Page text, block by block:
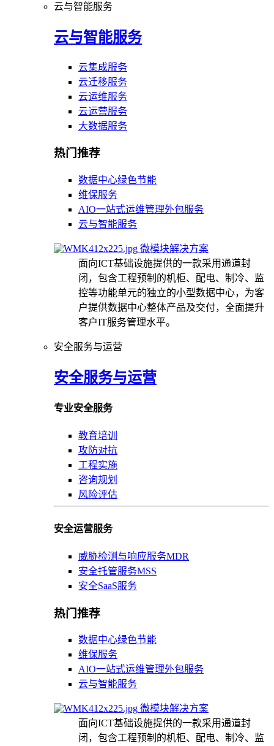
云与智能服务
云与智能服务
云集成服务
云迁移服务
云运维服务
云运营服务
大数据服务
热门推荐
数据中心绿色节能
维保服务
AIO一站式运维管理外包服务
云与智能服务
微模块解决方案
面向ICT基础设施提供的一款采用通道封
闭，包含工程预制的机柜、配电、制冷、监
控等功能单元的独立的小型数据中心，为客
户提供数据中心整体产品及交付，全面提升
客户IT服务管理水平。
安全服务与运营
安全服务与运营
专业安全服务
教育培训
攻防对抗
工程实施
咨询规划
风险评估
安全运营服务
威胁检测与响应服务MDR
安全托管服务MSS
安全SaaS服务
热门推荐
数据中心绿色节能
维保服务
AIO一站式运维管理外包服务
云与智能服务
微模块解决方案
面向ICT基础设施提供的一款采用通道封
闭，包含工程预制的机柜、配电、制冷、监